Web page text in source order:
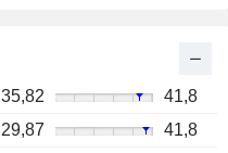
35,82
41,8
29,87
41,8